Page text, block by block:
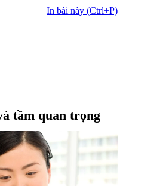
In bài này (Ctrl+P)
tầm quan trọng